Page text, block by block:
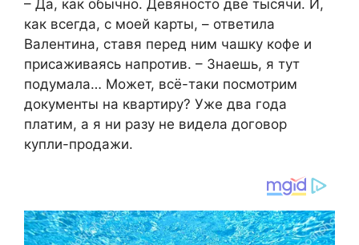
– Да, как обычно. Девяносто две тысячи. И,
как всегда, с моей карты, – ответила
Валентина, ставя перед ним чашку кофе и
присаживаясь напротив. – Знаешь, я тут
подумала… Может, всё-таки посмотрим
документы на квартиру? Уже два года
платим, а я ни разу не видела договор
купли-продажи.